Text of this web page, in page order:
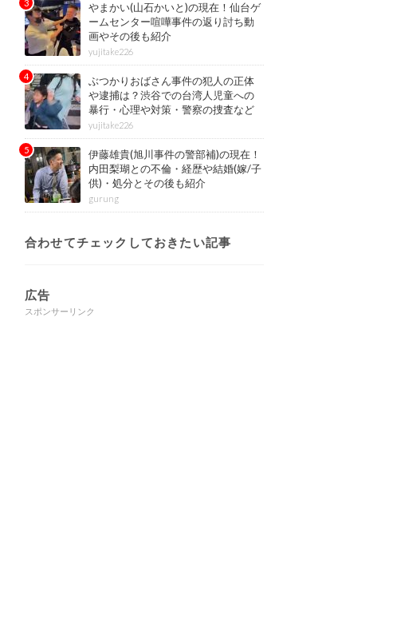
やまかい(山石かいと)の現在！仙台ゲ
ームセンター喧嘩事件の返り討ち動
画やその後も紹介
yujitake226
ぶつかりおばさん事件の犯人の正体
や逮捕は？渋谷での台湾人児童への
暴行・心理や対策・警察の捜査など
その後も紹介
yujitake226
伊藤雄貴(旭川事件の警部補)の現在！
内田梨瑚との不倫・経歴や結婚(嫁/子
供)・処分とその後も紹介
gurung
合わせてチェックしておきたい記事
広告
スポンサーリンク